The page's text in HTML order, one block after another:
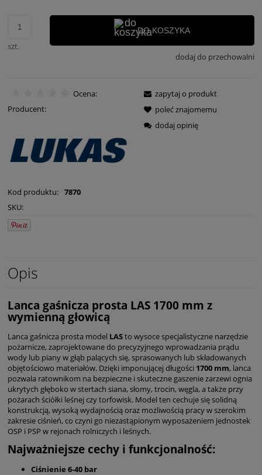
szt.
DO KOSZYKA
dodaj do przechowalni
Ocena:
Producent:
Kod produktu: 7870
SKU:
zapytaj o produkt
poleć znajomemu
dodaj opinię
Opis
Lanca gaśnicza prosta LAS 1700 mm z
wymienną głowicą
Lanca gaśnicza prosta model LASto wysoce specjalistyczne narzędzie
pożarnicze, zaprojektowane do precyzyjnego wprowadzania prądu
wody lub piany w głąb palących się, sprasowanych lub składowanych
objętościowo materiałów. Dzięki imponującej długości 1700 mm, lanca
pozwala ratownikom na bezpieczne i skuteczne gaszenie zarzewi ognia
ukrytych głęboko w stertach siana, słomy, trocin, węgla, a także przy
pożarach ściółki leśnej czy torfowisk. Model ten cechuje się solidną
konstrukcją, wysoką wydajnością oraz możliwością pracy w szerokim
zakresie ciśnień, co czyni go niezastąpionym wyposażeniem jednostek
OSP i PSP w rejonach rolniczych i leśnych.
Najważniejsze cechy i funkcjonalność:
Ciśnienie 6-40 bar